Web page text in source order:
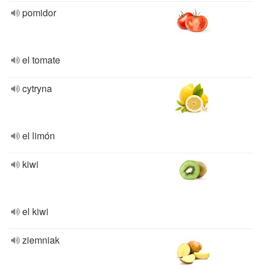
pomidor
el tomate
cytryna
el limón
kiwi
el kiwi
ziemniak